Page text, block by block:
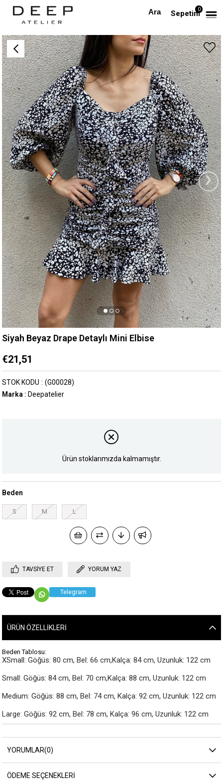
Sepetim0
Anasayfa Siyah Beyaz Drape Detaylı Mini Elbise
›
Siyah Beyaz Drape Detaylı Mini Elbise
€21,51
(G00028)
STOK KODU
Marka : Deepatelier
Ürün stoklarımızda kalmamıştır.
Beden
S M L
TAVSIYE ET YORUM YAZ
Telegram
ÜRÜN ÖZELLIKLERI
Beden Tablosu:
XSmall: Göğüs: 80 cm, Bel: 66 cm,Kalça: 84 cm, Uzunluk: 122 cm
Small: Göğüs: 84 cm, Bel: 70 cm,Kalça: 88 cm, Uzunluk: 122 cm
Medium: Göğüs: 88 cm, Bel: 74 cm, Kalça: 92 cm, Uzunluk: 122 cm
Large: Göğüs: 92 cm, Bel: 78 cm, Kalça: 96 cm, Uzunluk: 122 cm
YORUMLAR(0)
ÖDEME SEÇENEKLERI